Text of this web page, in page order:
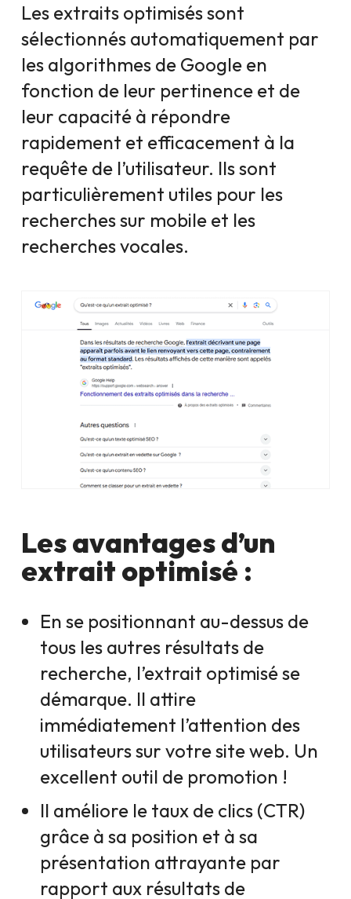
Les extraits optimisés sont
sélectionnés automatiquement par
les algorithmes de Google en
fonction de leur pertinence et de
leur capacité à répondre
rapidement et efficacement à la
requête de l’utilisateur. Ils sont
particulièrement utiles pour les
recherches sur mobile et les
recherches vocales.
Les avantages d’un
extrait optimisé :
En se positionnant au-dessus de
tous les autres résultats de
recherche, l’extrait optimisé se
démarque. Il attire
immédiatement l’attention des
utilisateurs sur votre site web. Un
excellent outil de promotion !
Il améliore le taux de clics (CTR)
grâce à sa position et à sa
présentation attrayante par
rapport aux résultats de